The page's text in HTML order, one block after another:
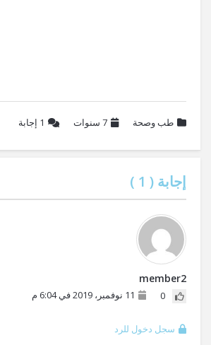
طب وصحة 7 سنوات 1 إجابة
إجابة ( 1
)
member2
0 11 نوفمبر، 2019 في 6:04 م
سجل دخول للرد